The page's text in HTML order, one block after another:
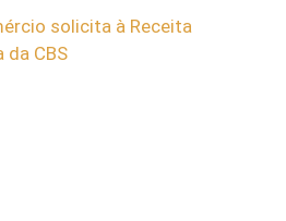
solicita à Receita
da CBS